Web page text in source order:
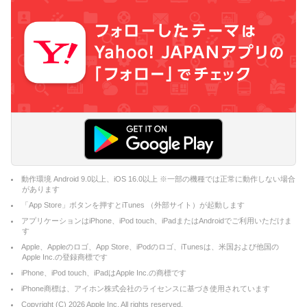
動作環境 Android 9.0以上、iOS 16.0以上 ※一部の機種では正常に動作しない場合
があります
「App Store」ボタンを押すとiTunes （外部サイト）が起動します
アプリケーションはiPhone、iPod touch、iPadまたはAndroidでご利用いただけま
す
Apple、Appleのロゴ、App Store、iPodのロゴ、iTunesは、米国および他国の
Apple Inc.の登録商標です
iPhone、iPod touch、iPadはApple Inc.の商標です
iPhone商標は、アイホン株式会社のライセンスに基づき使用されています
Copyright (C) 2026Apple Inc. All rights reserved.